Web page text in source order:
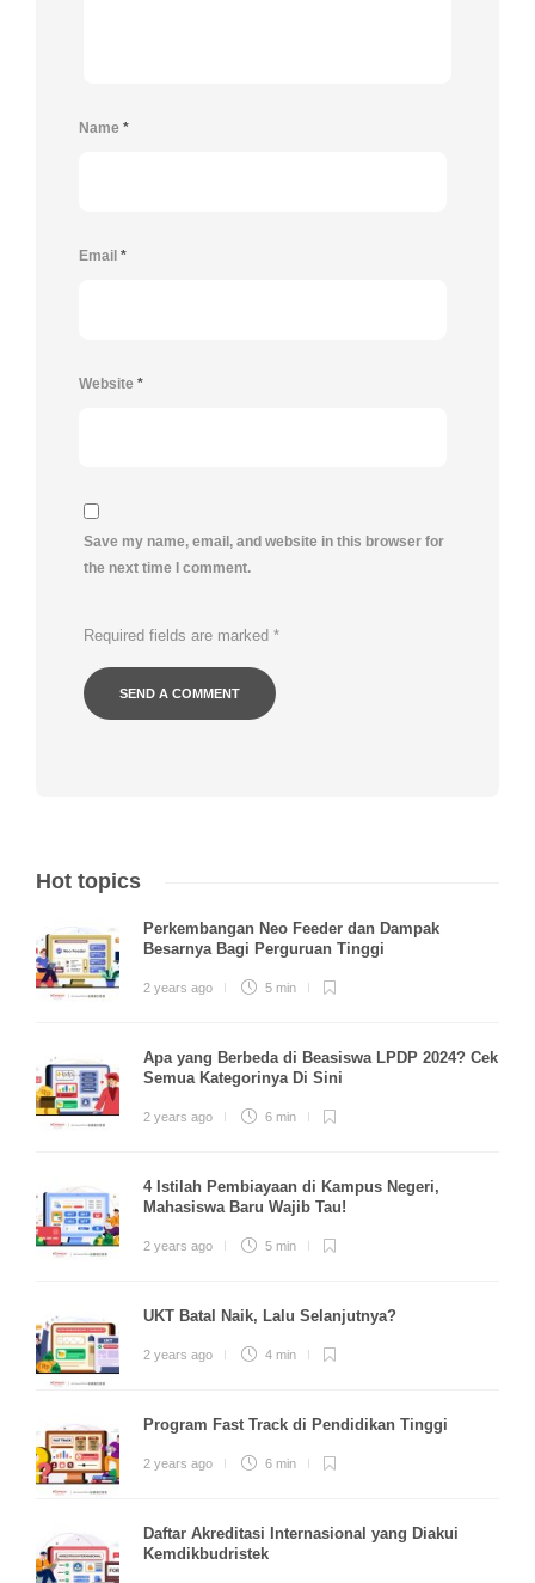
Name *
Email *
Website *
Save my name, email, and website in this browser for
the next time I comment.
Required fields are marked *
Hot topics
Perkembangan Neo Feeder dan Dampak
Besarnya Bagi Perguruan Tinggi
2 years ago 5 min
Apa yang Berbeda di Beasiswa LPDP 2024? Cek
Semua Kategorinya Di Sini
2 years ago 6 min
4 Istilah Pembiayaan di Kampus Negeri,
Mahasiswa Baru Wajib Tau!
2 years ago 5 min
UKT Batal Naik, Lalu Selanjutnya?
2 years ago 4 min
Program Fast Track di Pendidikan Tinggi
2 years ago 6 min
Daftar Akreditasi Internasional yang Diakui
Kemdikbudristek